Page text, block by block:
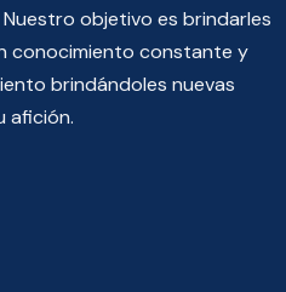
objetivo es brindarles
conocimiento constante y
brindándoles nuevas
afición.